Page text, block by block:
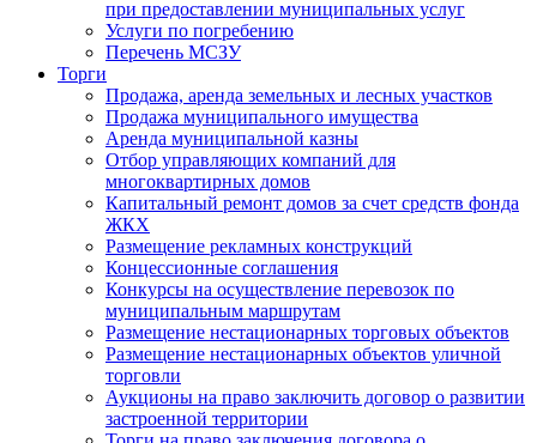
при предоставлении муниципальных услуг
Услуги по погребению
Перечень МСЗУ
Торги
Продажа, аренда земельных и лесных участков
Продажа муниципального имущества
Аренда муниципальной казны
Отбор управляющих компаний для
многоквартирных домов
Капитальный ремонт домов за счет средств фонда
ЖКХ
Размещение рекламных конструкций
Концессионные соглашения
Конкурсы на осуществление перевозок по
муниципальным маршрутам
Размещение нестационарных торговых объектов
Размещение нестационарных объектов уличной
торговли
Аукционы на право заключить договор о развитии
застроенной территории